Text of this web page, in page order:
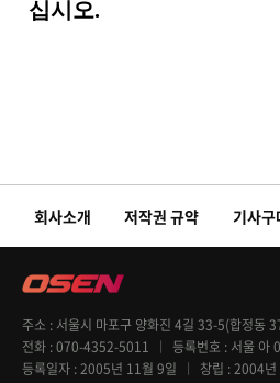
회사소개 저작권 규약 기사구
주소
서울시 마포구 양화진 4길 33-5(합정동
전화 070-4352-5011 등록번호
서울 아
등록일자 2005년 11월 9일 창립 2004년